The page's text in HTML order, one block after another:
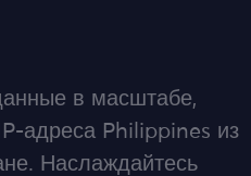
в масштабе,
адреса Philippines из
Наслаждайтесь